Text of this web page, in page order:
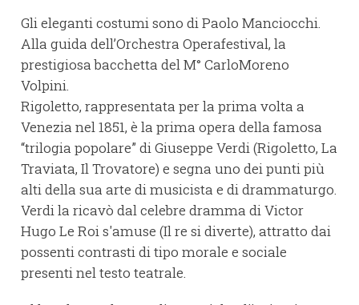
Gli eleganti costumi sono di Paolo Manciocchi.
Alla guida dell’Orchestra Operafestival, la
prestigiosa bacchetta del M° CarloMoreno
Volpini.
Rigoletto, rappresentata per la prima volta a
Venezia nel 1851, è la prima opera della famosa
“trilogia popolare” di Giuseppe Verdi (Rigoletto, La
Traviata, Il Trovatore) e segna uno dei punti più
alti della sua arte di musicista e di drammaturgo.
Verdi la ricavò dal celebre dramma di Victor
Hugo Le Roi s'amuse (Il re si diverte), attratto dai
possenti contrasti di tipo morale e sociale
presenti nel testo teatrale.